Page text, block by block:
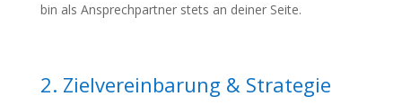
bin als Ansprechpartner stets an deiner Seite.
2. Zielvereinbarung & Strategie